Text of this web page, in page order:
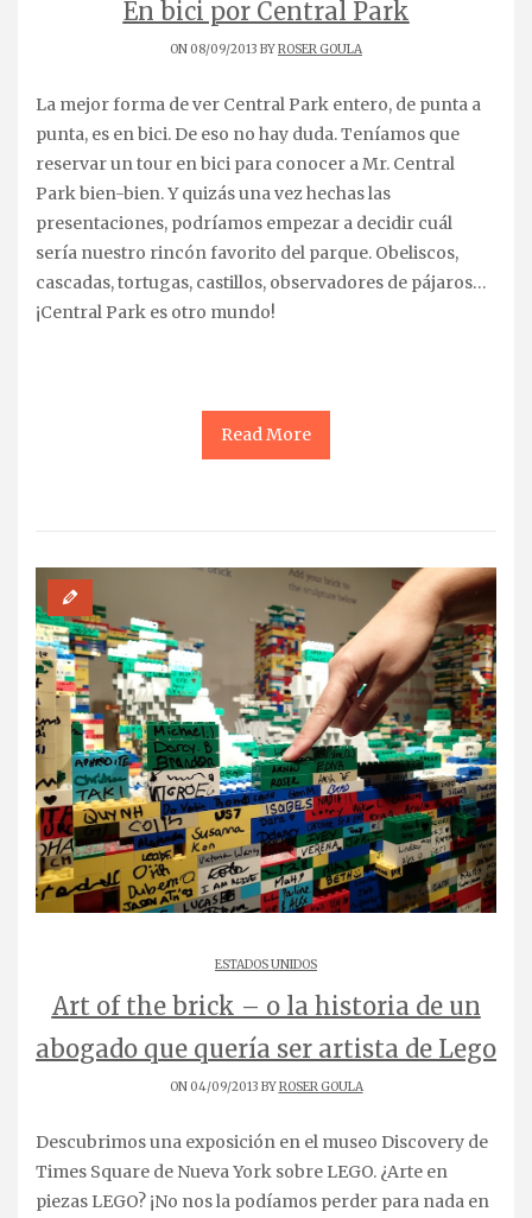
En bici por Central Park
ON 08/09/2013 BYROSER GOULA
La mejor forma de ver Central Park entero, de punta a
punta, es en bici. De eso no hay duda. Teníamos que
reservar un tour en bici para conocer a Mr. Central
Park bien-bien. Y quizás una vez hechas las
presentaciones, podríamos empezar a decidir cuál
sería nuestro rincón favorito del parque. Obeliscos,
cascadas, tortugas, castillos, observadores de pájaros…
¡Central Park es otro mundo!
Read More
ESTADOS UNIDOS
Art of the brick – o la historia de un
abogado que quería ser artista de Lego
ON 04/09/2013 BYROSER GOULA
Descubrimos una exposición en el museo Discovery de
Times Square de Nueva York sobre LEGO. ¿Arte en
piezas LEGO? ¡No nos la podíamos perder para nada en